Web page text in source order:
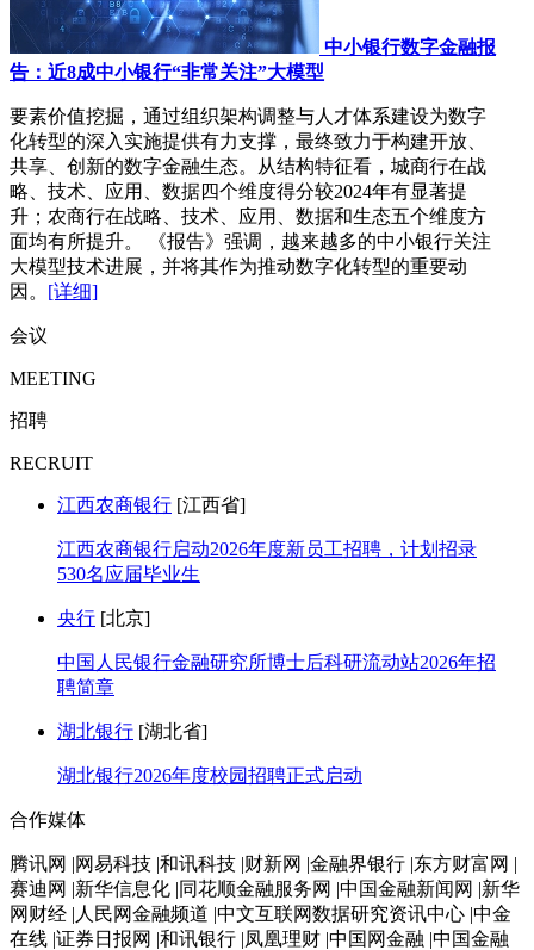
中小银行数字金融报
告：近8成中小银行“非常关注”大模型
要素价值挖掘，通过组织架构调整与人才体系建设为数字
化转型的深入实施提供有力支撑，最终致力于构建开放、
共享、创新的数字金融生态。从结构特征看，城商行在战
略、技术、应用、数据四个维度得分较2024年有显著提
升；农商行在战略、技术、应用、数据和生态五个维度方
面均有所提升。 《报告》强调，越来越多的中小银行关注
大模型技术进展，并将其作为推动数字化转型的重要动
因。 [详细]
会议
MEETING
招聘
RECRUIT
江西农商银行 [江西省]
江西农商银行启动2026年度新员工招聘，计划招录
530名应届毕业生
央行 [北京]
中国人民银行金融研究所博士后科研流动站2026年招
聘简章
湖北银行 [湖北省]
湖北银行2026年度校园招聘正式启动
合作媒体
腾讯网 |网易科技 |和讯科技 |财新网 |金融界银行 |东方财富网 |
赛迪网 |新华信息化 |同花顺金融服务网 |中国金融新闻网 |新华
网财经 |人民网金融频道 |中文互联网数据研究资讯中心 |中金
在线 |证券日报网 |和讯银行 |凤凰理财 |中国网金融 |中国金融